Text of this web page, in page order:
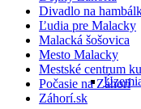
Divadlo na
Ľudia pre Malacky
Malacká šošovica
Mesto Malacky
Mestské centrum
Počasie na Záhorí
Záhorí.sk